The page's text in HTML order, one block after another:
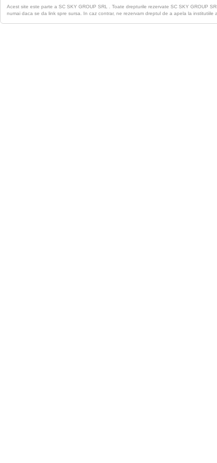
Acest site este parte a SC SKY GROUP SRL . Toate drepturile rezervate SC SKY GROUP
numai daca se da link spre sursa. In caz contrar, ne rezervam dreptul de a apela la institutiile